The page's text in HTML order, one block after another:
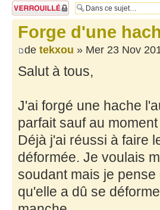
Sujet verrouillé
Forge d'une
de tekxou » Mer 23 Nov
Salut à tous,
J'ai forgé une hache
parfait sauf au
Déjà j'ai réussi à faire
déformée. Je voulais
soudant mais je
qu'elle a dû se